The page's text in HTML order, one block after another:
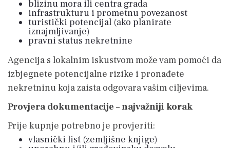
blizinu mora ili centra grada
infrastrukturu i prometnu povezanost
turistički potencijal (ako planirate
iznajmljivanje)
pravni status nekretnine
Agencija s lokalnim iskustvom može vam pomoći da
izbjegnete potencijalne rizike i pronađete
nekretninu koja zaista odgovara vašim ciljevima.
Provjera dokumentacije – najvažniji korak
Prije kupnje potrebno je provjeriti:
vlasnički list (zemljišne knjige)